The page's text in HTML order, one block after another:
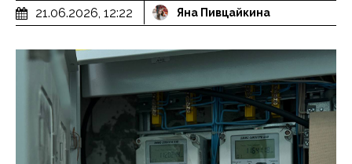
21.06.2026, 12:22 Яна Пивцайкина